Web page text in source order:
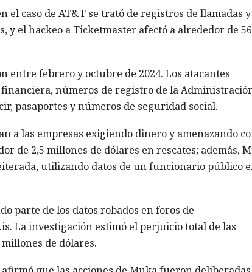
caso de AT&T se trató de registros de llamadas y
y el hackeo a Ticketmaster afectó a alrededor de
entre febrero y octubre de 2024. Los atacantes
números de registro de la
pasaportes y números de seguridad social.
a las empresas exigiendo dinero y amenazando
de 2,5 millones de dólares en rescates; además,
utilizando datos de un funcionario público
parte de los datos robados en foros de
La investigación estimó el perjuicio total de las
de dólares.